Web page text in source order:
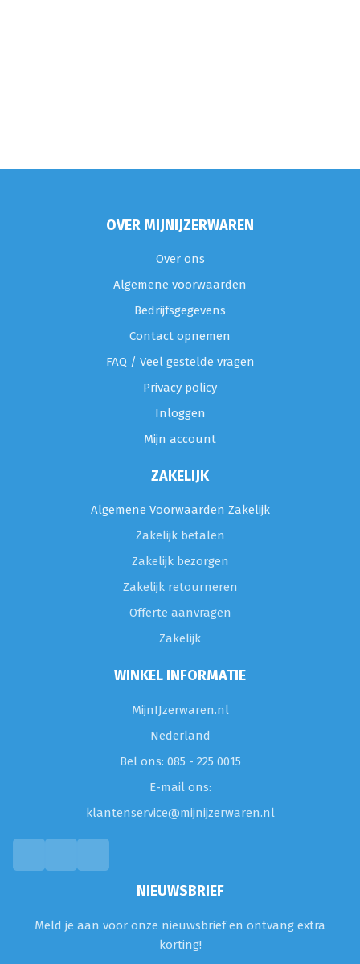
OVER MIJNIJZERWAREN
Over ons
Algemene voorwaarden
Bedrijfsgegevens
Contact opnemen
FAQ / Veel gestelde vragen
Privacy policy
Inloggen
Mijn account
ZAKELIJK
Algemene Voorwaarden Zakelijk
Zakelijk betalen
Zakelijk bezorgen
Zakelijk retourneren
Offerte aanvragen
Zakelijk
WINKEL INFORMATIE
MijnIJzerwaren.nl
Nederland
Bel ons: 085 - 225 0015
E-mail ons:
klantenservice@mijnijzerwaren.nl
NIEUWSBRIEF
Meld je aan voor onze nieuwsbrief en ontvang extra
korting!